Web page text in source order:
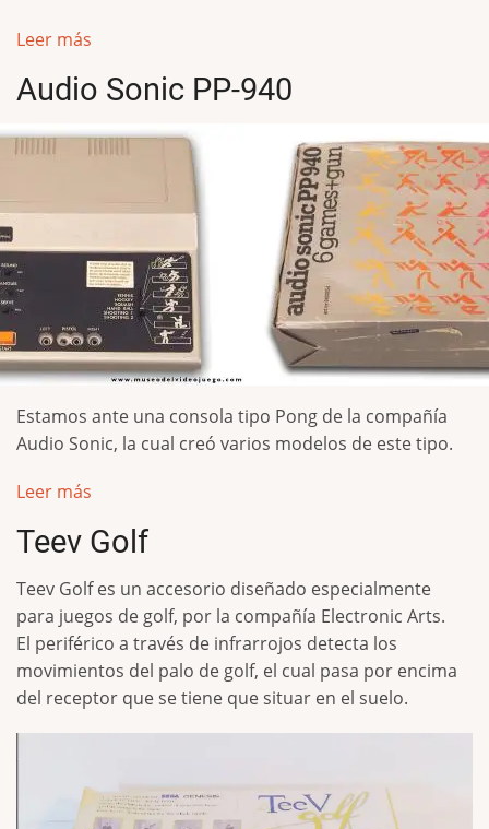
Leer más
Audio Sonic PP-940
Estamos ante una consola tipo Pong de la compañía
Audio Sonic, la cual creó varios modelos de este tipo.
Leer más
Teev Golf
Teev Golf es un accesorio diseñado especialmente
para juegos de golf, por la compañía Electronic Arts.
El periférico a través de infrarrojos detecta los
movimientos del palo de golf, el cual pasa por encima
del receptor que se tiene que situar en el suelo.